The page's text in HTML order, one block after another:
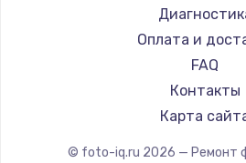
Оплата и
FAQ
Контакты
Карта
© foto-iq.ru 2026 — Ремонт